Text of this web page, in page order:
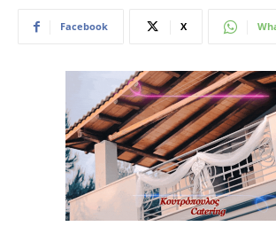
Facebook X